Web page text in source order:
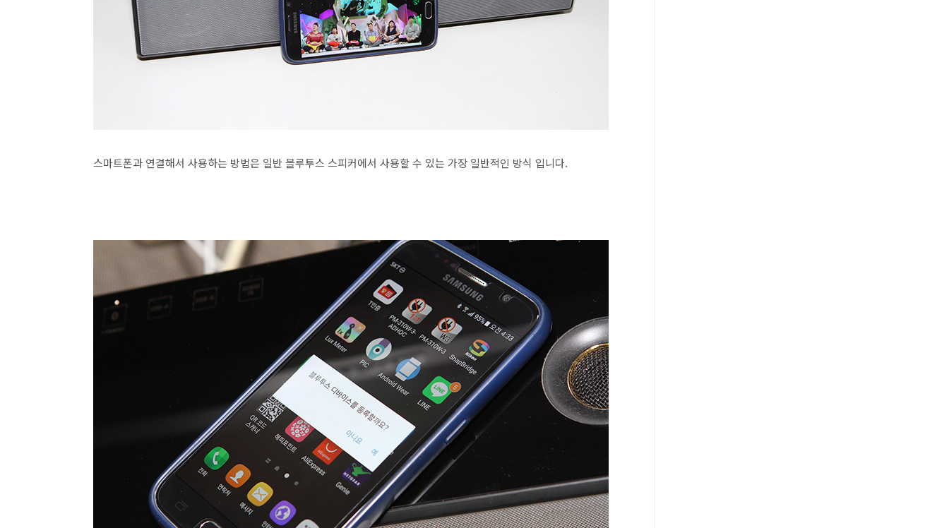
스마트폰과 연결해서 사용하는 방법은 일반 블루투스 스피커에서 사용할 수 있는 가장 일반적인 방식 입니다.